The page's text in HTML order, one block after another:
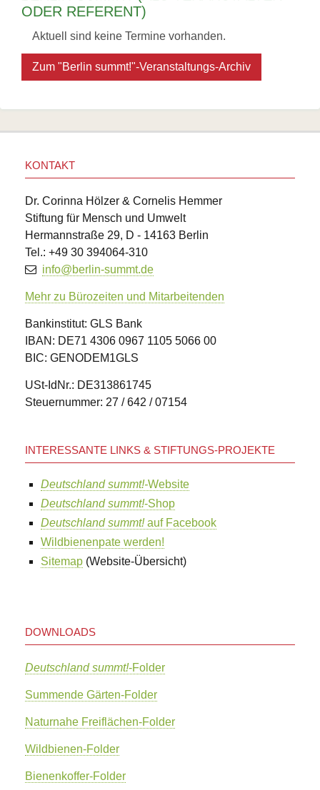
ODER REFERENT)
Aktuell sind keine Termine vorhanden.
Zum "Berlin summt!"-Veranstaltungs-Archiv
KONTAKT
Dr. Corinna Hölzer & Cornelis Hemmer
Stiftung für Mensch und Umwelt
Hermannstraße 29, D - 14163 Berlin
Tel.: +49 30 394064-310
info@berlin-summt.de
Mehr zu Bürozeiten und Mitarbeitenden
Bankinstitut: GLS Bank
IBAN: DE71 4306 0967 1105 5066 00
BIC: GENODEM1GLS
USt-IdNr.: DE313861745
Steuernummer: 27 / 642 / 07154
INTERESSANTE LINKS & STIFTUNGS-PROJEKTE
Deutschland summt!-Website
Deutschland summt!-Shop
Deutschland summt!auf Facebook
Wildbienenpate werden!
Sitemap (Website-Übersicht)
DOWNLOADS
Deutschland summt!-Folder
Summende Gärten-Folder
Naturnahe Freiflächen-Folder
Wildbienen-Folder
Bienenkoffer-Folder